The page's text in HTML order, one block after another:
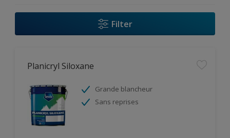
Filter
Planicryl Siloxane
Grande blancheur
Sans reprises